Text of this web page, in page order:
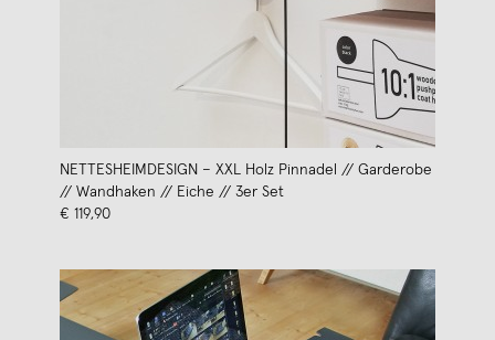
NETTESHEIMDESIGN – XXL Holz Pinnadel // Garderobe
// Wandhaken // Eiche // 3er Set
€ 119,90